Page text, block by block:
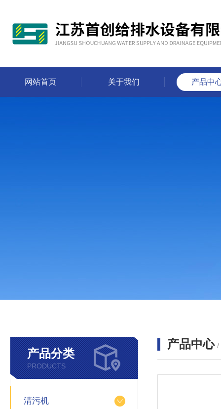
网站首页 关于我们 产品中
产品分类
PRODUCTS
清污机
产品中心 /